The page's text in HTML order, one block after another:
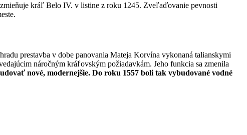
kráľ Belo IV. v listine z roku 1245. Zveľaďovanie pevnosti
prestavba v dobe panovania Mateja Korvína vykonaná talianskymi
náročným kráľovským požiadavkám. Jeho funkcia sa zmenila
nové, modernejšie. Do roku 1557 boli tak vybudované vodné